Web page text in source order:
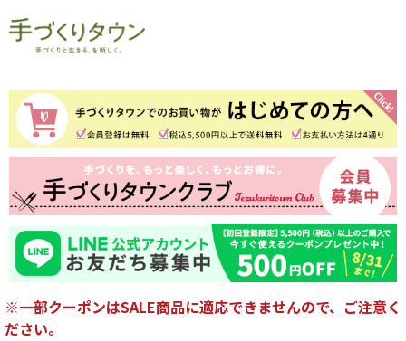
※一部クーポンはSALE商品に適応できませんので、ご注意く
ださい。